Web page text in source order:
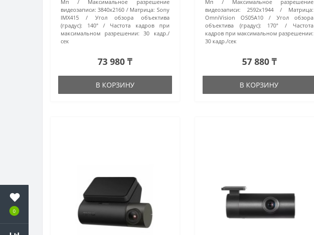
0
Мп
Максимальное разрешение
видеозаписи: 3840x2160 Матрица: Sony
IMX415
Угол обзора объектива
(градус):
140°
Частота кадров при
максимальном разрешении:
30 кадр./
сек
73 980 ₸
В КОРЗИНУ
Мп
Максимальное разрешение
видеозаписи:
2592x1944
Матрица:
OmniVision OS05A10
Угол обзора
объектива (градус):
170°
Частота
кадров при максимальном разрешении:
30 кадр./сек
57 880 ₸
В КОРЗИНУ